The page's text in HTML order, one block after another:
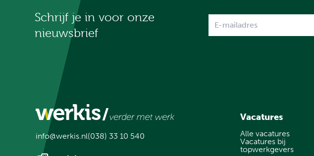
Schrijf je in voor onze
nieuwsbrief
info@werkis.nl(038) 33 10 540
Vacatures
Alle vacatures
Vacatures bij
topwerkgevers